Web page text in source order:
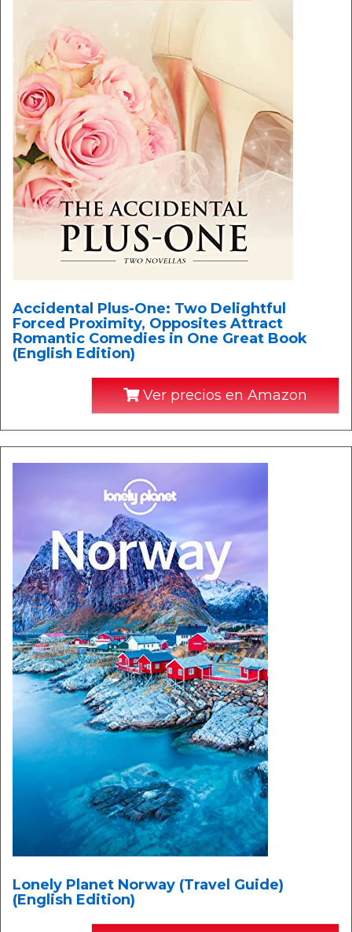
Accidental Plus-One: Two Delightful
Forced Proximity, Opposites Attract
Romantic Comedies in One Great Book
(English Edition)
Ver precios en Amazon
Lonely Planet Norway (Travel Guide)
(English Edition)